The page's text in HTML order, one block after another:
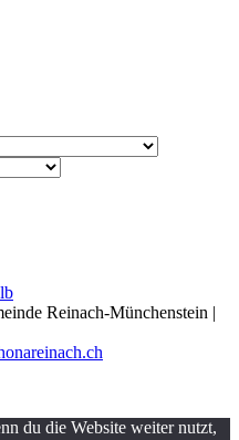
Reinach-Münchenstein |
du die Website weiter nutzt,